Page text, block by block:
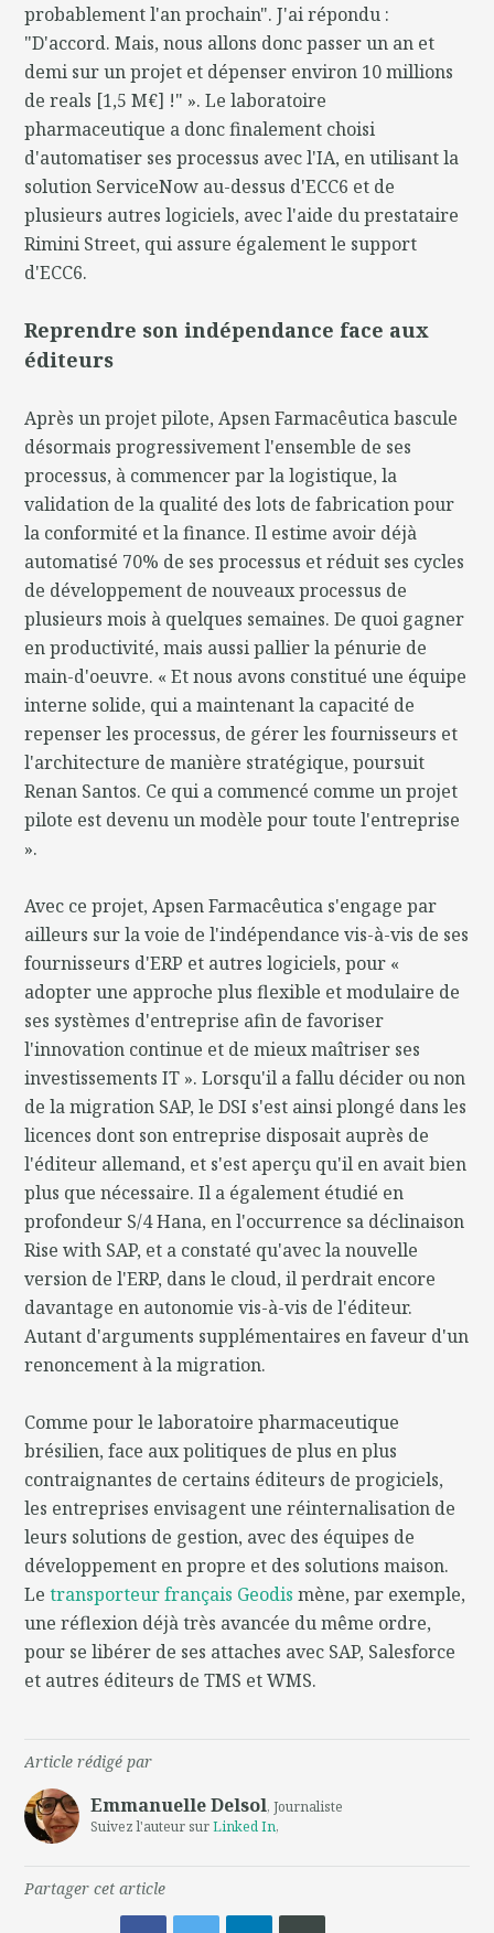
probablement l'an prochain". J'ai répondu :
"D'accord. Mais, nous allons donc passer un an et
demi sur un projet et dépenser environ 10 millions
de reals [1,5 M€] !" ». Le laboratoire
pharmaceutique a donc finalement choisi
d'automatiser ses processus avec l'IA, en utilisant la
solution ServiceNow au-dessus d'ECC6 et de
plusieurs autres logiciels, avec l'aide du prestataire
Rimini Street, qui assure également le support
d'ECC6.
Reprendre son indépendance face aux
éditeurs
Après un projet pilote, Apsen Farmacêutica bascule
désormais progressivement l'ensemble de ses
processus, à commencer par la logistique, la
validation de la qualité des lots de fabrication pour
la conformité et la finance. Il estime avoir déjà
automatisé 70% de ses processus et réduit ses cycles
de développement de nouveaux processus de
plusieurs mois à quelques semaines. De quoi gagner
en productivité, mais aussi pallier la pénurie de
main-d'oeuvre. « Et nous avons constitué une équipe
interne solide, qui a maintenant la capacité de
repenser les processus, de gérer les fournisseurs et
l'architecture de manière stratégique, poursuit
Renan Santos. Ce qui a commencé comme un projet
pilote est devenu un modèle pour toute l'entreprise
».
Avec ce projet, Apsen Farmacêutica s'engage par
ailleurs sur la voie de l'indépendance vis-à-vis de ses
fournisseurs d'ERP et autres logiciels, pour «
adopter une approche plus flexible et modulaire de
ses systèmes d'entreprise afin de favoriser
l'innovation continue et de mieux maîtriser ses
investissements IT ». Lorsqu'il a fallu décider ou non
de la migration SAP, le DSI s'est ainsi plongé dans les
licences dont son entreprise disposait auprès de
l'éditeur allemand, et s'est aperçu qu'il en avait bien
plus que nécessaire. Il a également étudié en
profondeur S/4 Hana, en l'occurrence sa déclinaison
Rise with SAP, et a constaté qu'avec la nouvelle
version de l'ERP, dans le cloud, il perdrait encore
davantage en autonomie vis-à-vis de l'éditeur.
Autant d'arguments supplémentaires en faveur d'un
renoncement à la migration.
Comme pour le laboratoire pharmaceutique
brésilien, face aux politiques de plus en plus
contraignantes de certains éditeurs de progiciels,
les entreprises envisagent une réinternalisation de
leurs solutions de gestion, avec des équipes de
développement en propre et des solutions maison.
Letransporteur français Geodis mène, par exemple,
une réflexion déjà très avancée du même ordre,
pour se libérer de ses attaches avec SAP, Salesforce
et autres éditeurs de TMS et WMS.
Article rédigé par
Emmanuelle Delsol, Journaliste
Suivez l'auteur surLinked In,
Partager cet article